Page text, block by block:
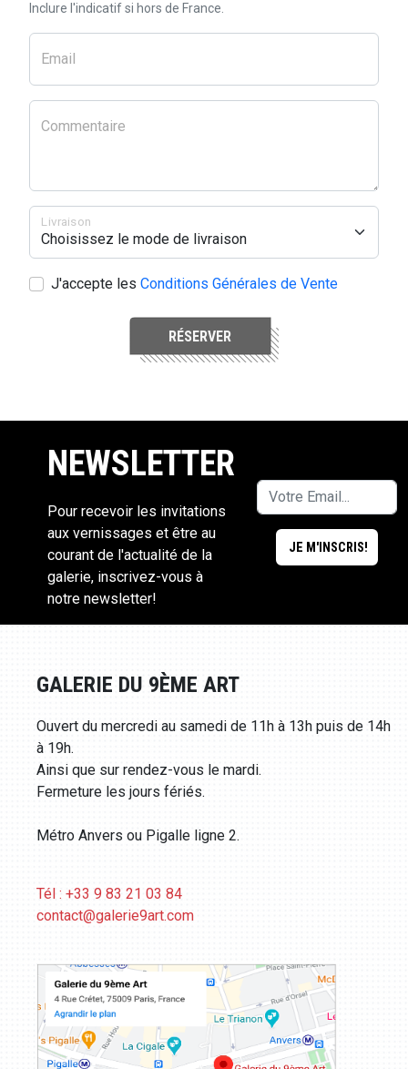
Inclure l'indicatif si hors de France.
Email
Commentaire
Livraison
J'accepte les Conditions Générales de Vente
RÉSERVER
NEWSLETTER
Pour recevoir les invitations
aux vernissages et être au
courant de l'actualité de la
galerie, inscrivez-vous à
notre newsletter!
GALERIE DU 9ÈME ART
Ouvert du mercredi au samedi de 11h à 13h puis de 14h
à 19h.
Ainsi que sur rendez-vous le mardi.
Fermeture les jours fériés.
Métro Anvers ou Pigalle ligne 2.
Tél : +33 9 83 21 03 84
contact@galerie9art.com